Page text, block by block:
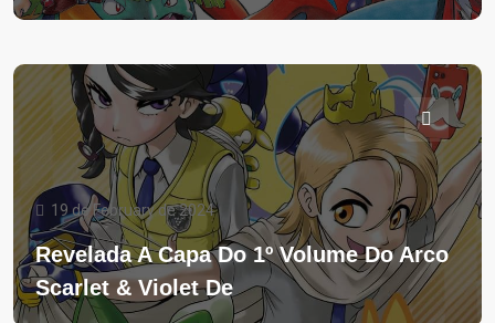
19 de February de 2024
Revelada A Capa Do 1º Volume Do Arco
Scarlet & Violet De